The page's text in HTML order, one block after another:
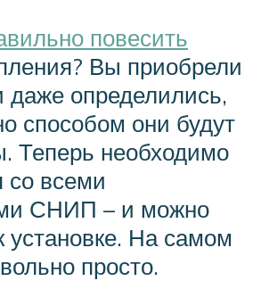
повесить
Вы приобрели
даже определились,
способом они будут
Теперь необходимо
со всеми
СНИП – и можно
установке. На самом
просто.